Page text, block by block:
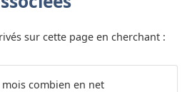
sur cette page en cherchant :
combien en net